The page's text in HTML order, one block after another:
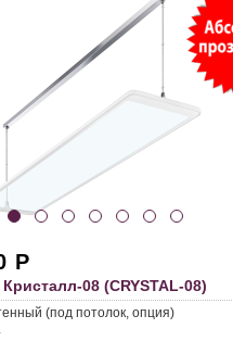
Р
08 (CRYSTAL-08)
(под потолок, опция)